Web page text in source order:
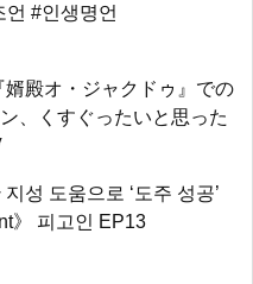
언 #인생명언
殿オ・ジャクドゥ』での
、くすぐったいと思った
성 도움으로 ‘도주 성공’
》 피고인 EP13